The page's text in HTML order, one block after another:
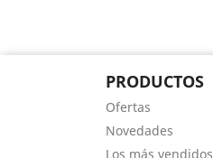
PRODUCTOS
Ofertas
Novedades
Los más vendidos